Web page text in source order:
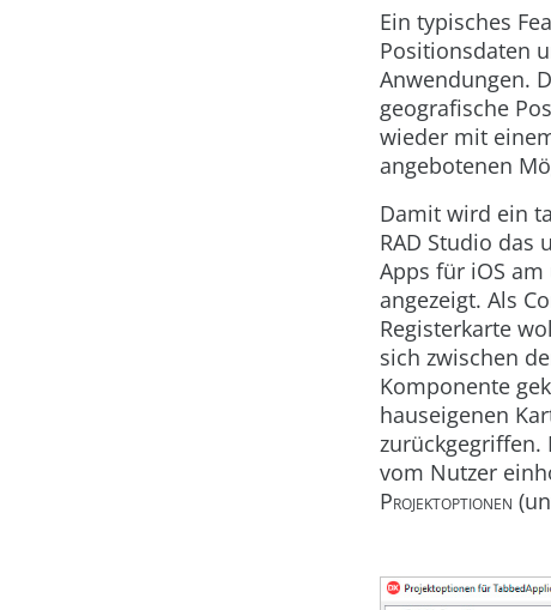
Ein typisches
Positionsdaten
Anwendungen.
geografische
wieder mit
angebotenen
Damit wird ein
RAD Studio das
Apps für iOS
angezeigt. Als
Registerkarte
sich zwischen
Komponente
hauseigenen
zurückgegriffen.
vom Nutzer
Projektoptionen